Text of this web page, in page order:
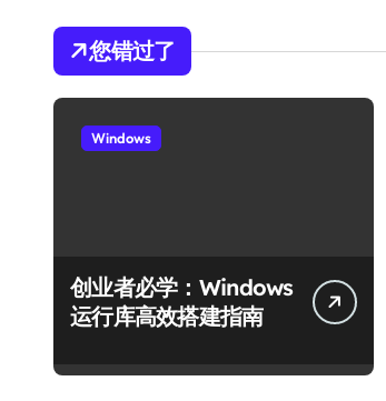
您错过了
Windows
创业者必学：Windows
运行库高效搭建指南